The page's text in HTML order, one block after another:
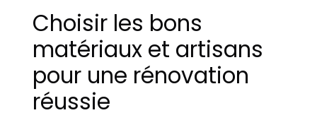
Choisir les bons
matériaux et artisans
pour une rénovation
réussie